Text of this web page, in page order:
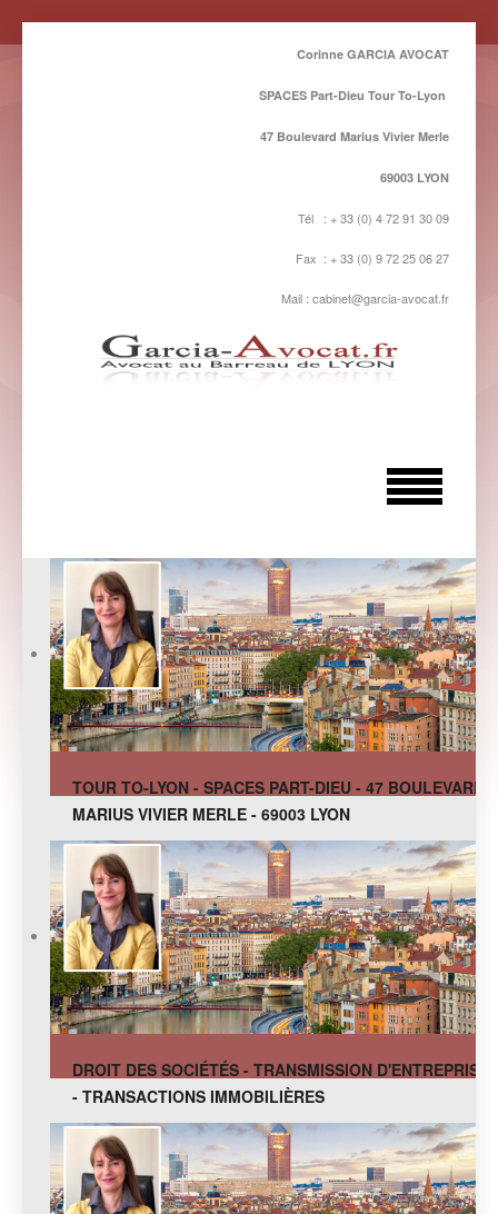
Corinne GARCIA AVOCAT
SPACES Part-Dieu Tour To-Lyon
47 Boulevard Marius Vivier Merle
69003 LYON
Tél : + 33 (0) 4 72 91 30 09
Fax : + 33 (0) 9 72 25 06 27
Mail : cabinet@garcia-avocat.fr
TOUR TO-LYON - SPACES PART-DIEU - 47 BOULEVARD
MARIUS VIVIER MERLE - 69003 LYON
DROIT DES SOCIÉTÉS - TRANSMISSION D'ENTREPRISE
- TRANSACTIONS IMMOBILIÈRES